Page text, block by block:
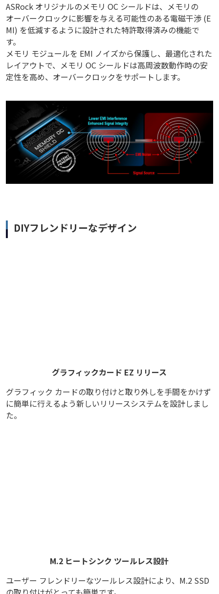
ASRock オリジナルのメモリ OC シールドは、メモリの
オーバークロックに影響を与える可能性のある電磁干渉 (E
MI) を低減するように設計された特許取得済みの機能で
す。
メモリ モジュールを EMI ノイズから保護し、最適化された
レイアウトで、メモリ OC シールドは高周波数動作時の安
定性を高め、オーバークロックをサポートします。
DIYフレンドリーなデザイン
グラフィックカード EZ リリース
グラフィック カードの取り付けと取り外しを手間をかけず
に簡単に行えるよう新しいリリースシステムを設計しまし
た。
M.2 ヒートシンク ツールレス設計
ユーザー フレンドリーなツールレス設計により、M.2 SSD